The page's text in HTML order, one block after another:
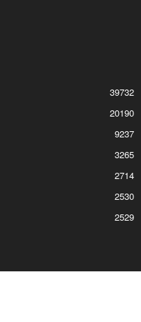
39732
20190
9237
3265
2714
2530
2529